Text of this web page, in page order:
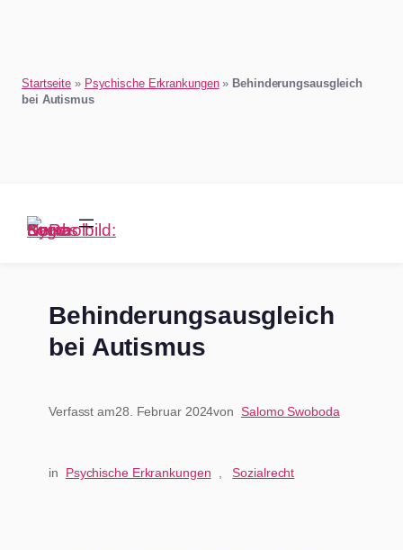
Startseite » Psychische Erkrankungen» Behinderungsausgleich
bei Autismus
Behinderungsausgleich
bei Autismus
Verfasst am28. Februar 2024von Salomo Swoboda
in Psychische Erkrankungen Sozialrecht